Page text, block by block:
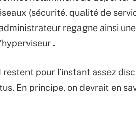
(sécurité, qualité de
regagne ainsi
.
pour l’instant assez
En principe, on devrait en